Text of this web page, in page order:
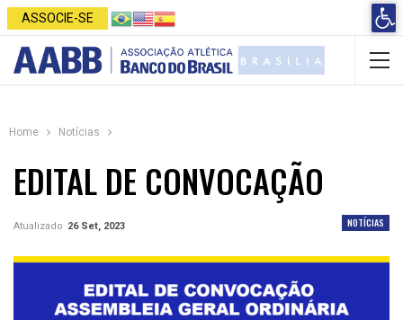
ASSOCIE-SE
Home Notícias
EDITAL DE CONVOCAÇÃO
NOTÍCIAS
Atualizado 26 Set, 2023